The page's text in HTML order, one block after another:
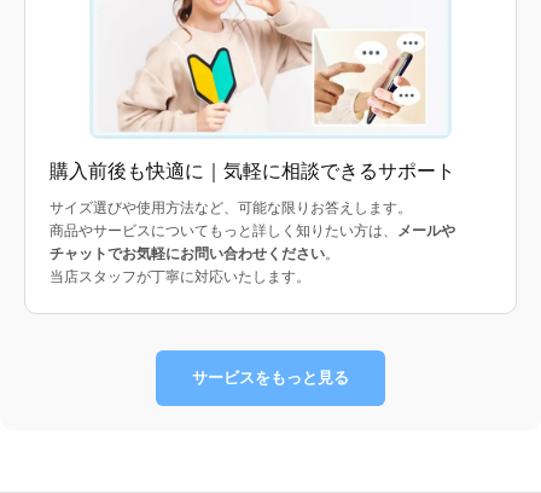
購入前後も快適に｜気軽に相談できるサポート
サイズ選びや使用方法など、可能な限りお答えします。
商品やサービスについてもっと詳しく知りたい方は、 メールや
チャットでお気軽にお問い合わせください。
当店スタッフが丁寧に対応いたします。
サービスをもっと見る